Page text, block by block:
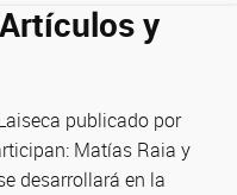
y
publicado por
Matías Raia y
desarrollará en la